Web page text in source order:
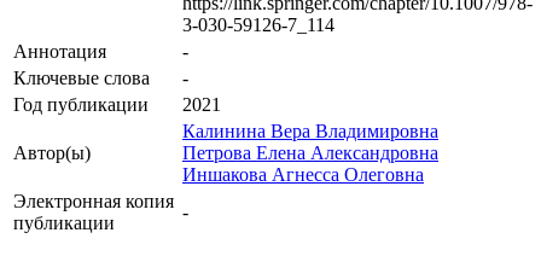
3-030-59126-7_114
Аннотация
-
Ключевые cлова
-
Год публикации
2021
Автор(ы)
Калинина Вера Владимировна
Петрова Елена Александровна
Иншакова Агнесса Олеговна
Электронная копия
публикации
-